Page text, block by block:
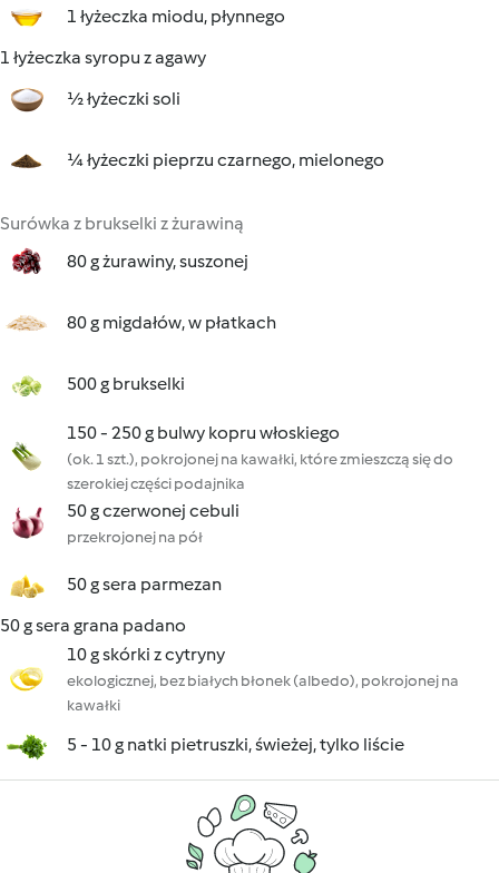
1 łyżeczka miodu, płynnego
1 łyżeczka syropu z agawy
½ łyżeczki soli
¼ łyżeczki pieprzu czarnego, mielonego
Surówka z brukselki z żurawiną
80 g żurawiny, suszonej
80 g migdałów, w płatkach
500 g brukselki
150 - 250 g bulwy kopru włoskiego
(ok. 1 szt.), pokrojonej na kawałki, które zmieszczą się do
szerokiej części podajnika
50 g czerwonej cebuli
przekrojonej na pół
50 g sera parmezan
50 g sera grana padano
10 g skórki z cytryny
ekologicznej, bez białych błonek (albedo), pokrojonej na
kawałki
5 - 10 g natki pietruszki, świeżej, tylko liście